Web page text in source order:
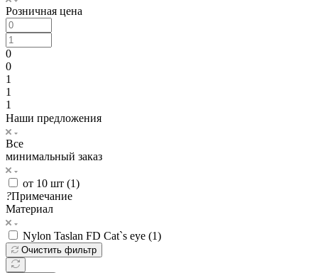
Розничная цена
0
0
1
1
1
Наши предложения
Все
минимальный заказ
от 10 шт (1)
?Примечание
Материал
Nylon Taslan FD Cat`s eye (1)
Очистить фильтр